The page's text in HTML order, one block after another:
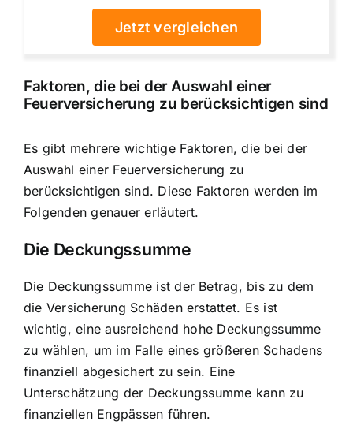
Jetzt vergleichen
Faktoren, die bei der Auswahl einer
Feuerversicherung zu berücksichtigen sind
Es gibt mehrere wichtige Faktoren, die bei der
Auswahl einer Feuerversicherung zu
berücksichtigen sind. Diese Faktoren werden im
Folgenden genauer erläutert.
Die Deckungssumme
Die Deckungssumme ist der Betrag, bis zu dem
die Versicherung Schäden erstattet. Es ist
wichtig, eine ausreichend hohe Deckungssumme
zu wählen, um im Falle eines größeren Schadens
finanziell abgesichert zu sein. Eine
Unterschätzung der Deckungssumme kann zu
finanziellen Engpässen führen.